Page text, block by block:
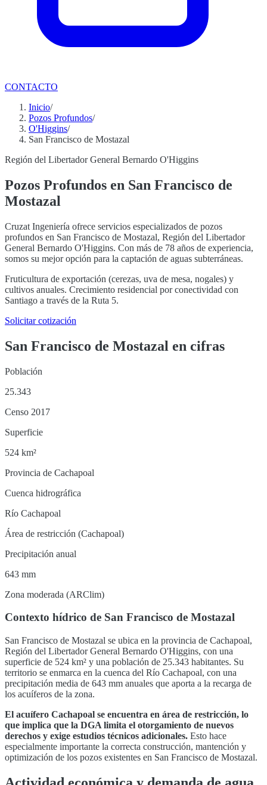
CONTACTO
Inicio/
Pozos Profundos/
O'Higgins/
San Francisco de Mostazal
Región del Libertador General Bernardo O'Higgins
Pozos Profundos en San Francisco de
Mostazal
Cruzat Ingeniería ofrece servicios especializados de pozos
profundos en San Francisco de Mostazal, Región del Libertador
General Bernardo O'Higgins. Con más de 78 años de experiencia,
somos su mejor opción para la captación de aguas subterráneas.
Fruticultura de exportación (cerezas, uva de mesa, nogales) y
cultivos anuales. Crecimiento residencial por conectividad con
Santiago a través de la Ruta 5.
Solicitar cotización
San Francisco de Mostazal en cifras
Población
25.343
Censo 2017
Superficie
524 km²
Provincia de Cachapoal
Cuenca hidrográfica
Río Cachapoal
Área de restricción (Cachapoal)
Precipitación anual
643 mm
Zona moderada (ARClim)
Contexto hídrico de San Francisco de Mostazal
San Francisco de Mostazal se ubica en la provincia de Cachapoal,
Región del Libertador General Bernardo O'Higgins, con una
superficie de 524 km² y una población de 25.343 habitantes. Su
territorio se enmarca en la cuenca del Río Cachapoal, con una
precipitación media de 643 mm anuales que aporta a la recarga de
los acuíferos de la zona.
El acuífero Cachapoal se encuentra en área de restricción, lo
que implica que la DGA limita el otorgamiento de nuevos
derechos y exige estudios técnicos adicionales. Esto hace
especialmente importante la correcta construcción, mantención y
optimización de los pozos existentes en San Francisco de Mostazal.